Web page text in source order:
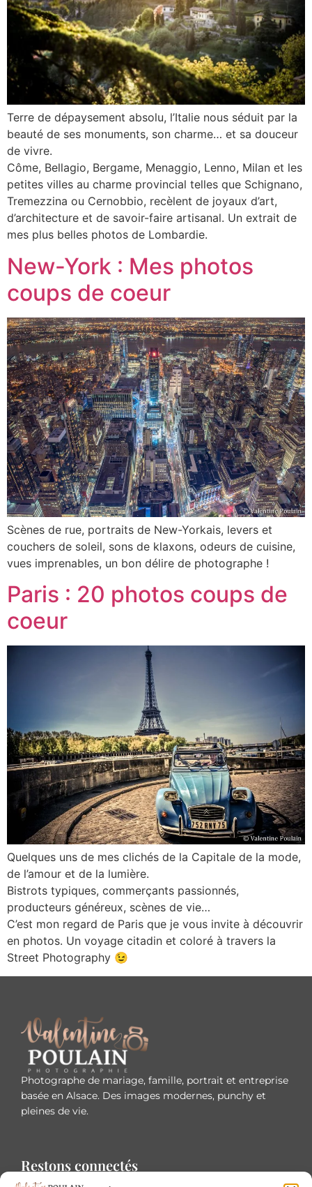
Terre de dépaysement absolu, l’Italie nous séduit par la
beauté de ses monuments, son charme… et sa douceur
de vivre.
Côme, Bellagio, Bergame, Menaggio, Lenno, Milan et les
petites villes au charme provincial telles que Schignano,
Tremezzina ou Cernobbio, recèlent de joyaux d’art,
d’architecture et de savoir-faire artisanal. Un extrait de
mes plus belles photos de Lombardie.
New-York : Mes photos
coups de coeur
Scènes de rue, portraits de New-Yorkais, levers et
couchers de soleil, sons de klaxons, odeurs de cuisine,
vues imprenables, un bon délire de photographe !
Paris : 20 photos coups de
coeur
Quelques uns de mes clichés de la Capitale de la mode,
de l’amour et de la lumière.
Bistrots typiques, commerçants passionnés,
producteurs généreux, scènes de vie…
C’est mon regard de Paris que je vous invite à découvrir
en photos. Un voyage citadin et coloré à travers la
Street Photography 😉
Photographe de mariage, famille, portrait et entreprise
basée en Alsace. Des images modernes, punchy et
pleines de vie.
Restons connectés